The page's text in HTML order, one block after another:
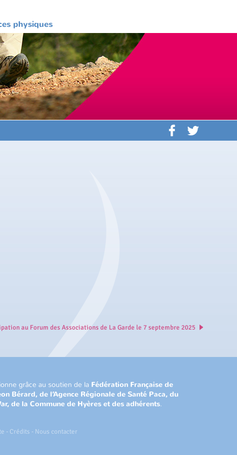
physiques
au Forum des Associations de La Garde le 7 septembre 2025
grâce au soutien de la Fédération Française de
Bérard, de l’Agence Régionale de Santé Paca, du
de la Commune de Hyères et des adhérents.
- Crédits - Nous contacter